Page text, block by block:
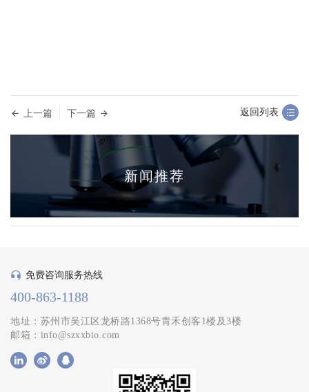
上一篇 下一篇 返回列表
新闻推荐
免费咨询服务热线
400-863-1188
地址：苏州市吴江区龙桥路1368号青禾创客1楼及3楼
邮箱：info@szxxbio.com